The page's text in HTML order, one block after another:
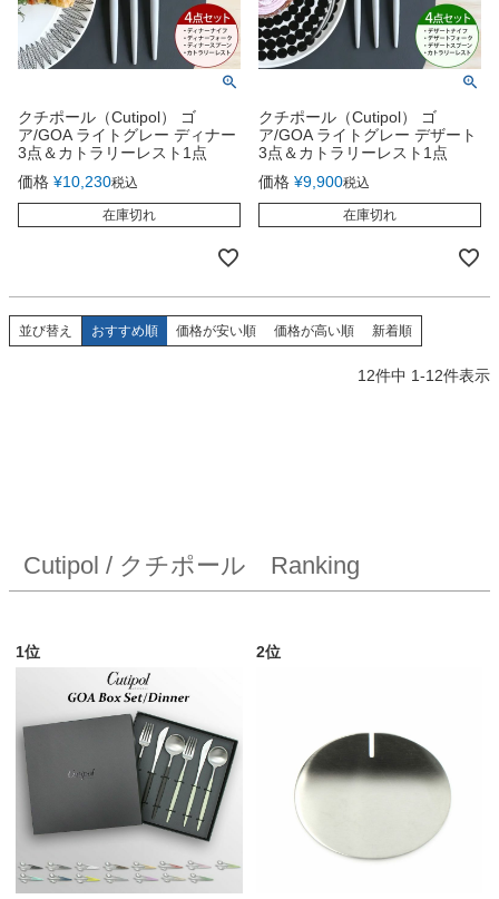
クチポール（Cutipol） ゴ
ア/GOA ライトグレー ディナー
3点＆カトラリーレスト1点
価格 ¥10,230税込
在庫切れ
クチポール（Cutipol） ゴ
ア/GOA ライトグレー デザート
3点＆カトラリーレスト1点
価格 ¥9,900税込
在庫切れ
並び替え おすすめ順 価格が安い順 価格が高い順 新着順
12件中 1-12件表示